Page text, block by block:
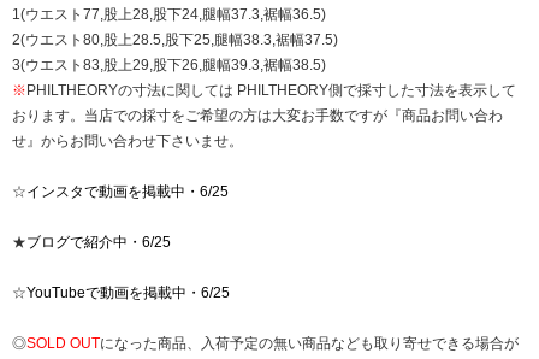
1(ウエスト77,股上28,股下24,腿幅37.3,裾幅36.5)
2(ウエスト80,股上28.5,股下25,腿幅38.3,裾幅37.5)
3(ウエスト83,股上29,股下26,腿幅39.3,裾幅38.5)
※ PHILTHEORYの寸法に関しては PHILTHEORY側で採寸した寸法を表示して
おります。当店での採寸をご希望の方は大変お手数ですが『商品お問い合わ
せ』からお問い合わせ下さいませ。
☆インスタで動画を掲載中・6/25
★ブログで紹介中・6/25
☆YouTubeで動画を掲載中・6/25
◎SOLD OUTになった商品、入荷予定の無い商品なども取り寄せできる場合が